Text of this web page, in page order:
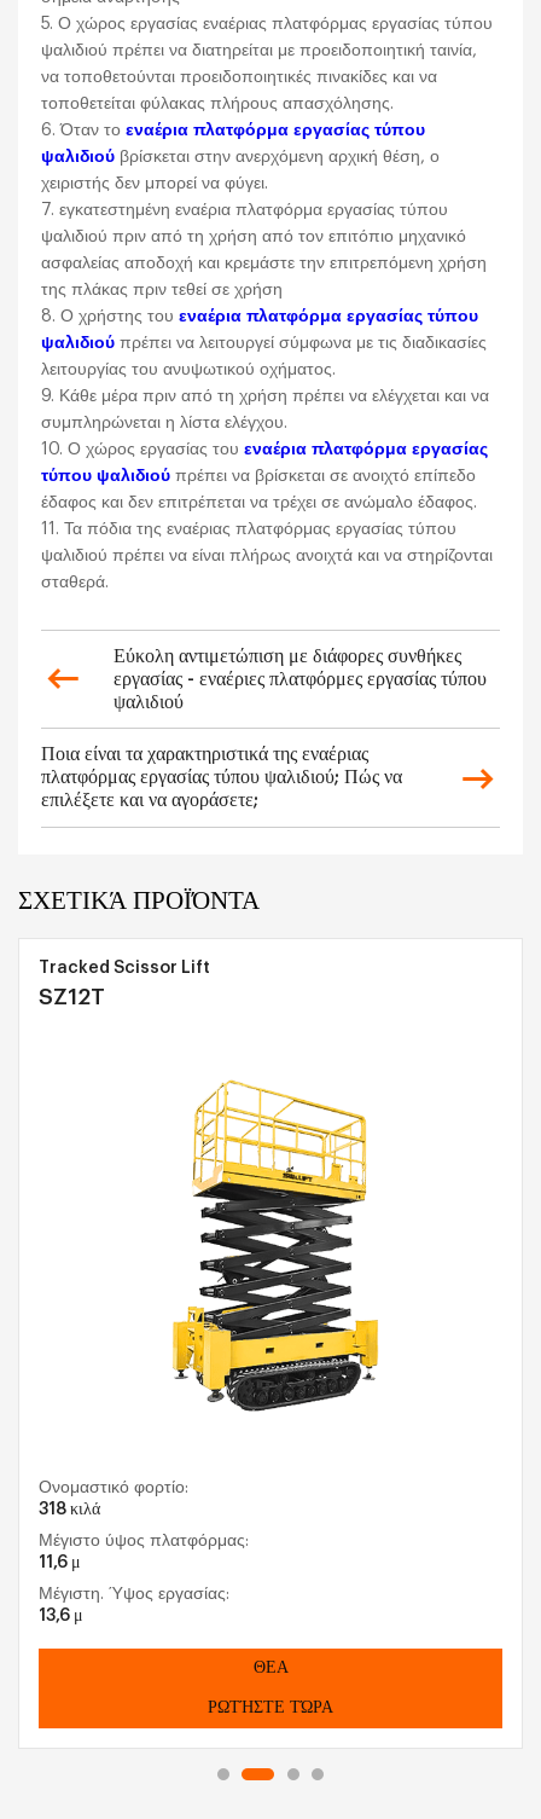
5. Ο χώρος εργασίας εναέριας πλατφόρμας εργασίας τύπου
ψαλιδιού πρέπει να διατηρείται με προειδοποιητική ταινία,
να τοποθετούνται προειδοποιητικές πινακίδες και να
τοποθετείται φύλακας πλήρους απασχόλησης.
6. Όταν τοεναέρια πλατφόρμα εργασίας τύπου
ψαλιδιού βρίσκεται στην ανερχόμενη αρχική θέση, ο
χειριστής δεν μπορεί να φύγει.
7. εγκατεστημένη εναέρια πλατφόρμα εργασίας τύπου
ψαλιδιού πριν από τη χρήση από τον επιτόπιο μηχανικό
ασφαλείας αποδοχή και κρεμάστε την επιτρεπόμενη χρήση
της πλάκας πριν τεθεί σε χρήση
8. Ο χρήστης τουεναέρια πλατφόρμα εργασίας τύπου
ψαλιδιού πρέπει να λειτουργεί σύμφωνα με τις διαδικασίες
λειτουργίας του ανυψωτικού οχήματος.
9. Κάθε μέρα πριν από τη χρήση πρέπει να ελέγχεται και να
συμπληρώνεται η λίστα ελέγχου.
10. Ο χώρος εργασίας του εναέρια πλατφόρμα εργασίας
τύπου ψαλιδιού πρέπει να βρίσκεται σε ανοιχτό επίπεδο
έδαφος και δεν επιτρέπεται να τρέχει σε ανώμαλο έδαφος.
11. Τα πόδια της εναέριας πλατφόρμας εργασίας τύπου
ψαλιδιού πρέπει να είναι πλήρως ανοιχτά και να στηρίζονται
σταθερά.
Εύκολη αντιμετώπιση με διάφορες συνθήκες
εργασίας - εναέριες πλατφόρμες εργασίας τύπου
ψαλιδιού
Ποια είναι τα χαρακτηριστικά της εναέριας
πλατφόρμας εργασίας τύπου ψαλιδιού; Πώς να
επιλέξετε και να αγοράσετε;
ΣΧΕΤΙΚΆ ΠΡΟΪΌΝΤΑ
Tracked Scissor Lift
SZ12T
Ονομαστικό φορτίο:
318 κιλά
Μέγιστο ύψος πλατφόρμας:
11,6 μ
Μέγιστη. Ύψος εργασίας:
13,6 μ
ΘΕΑ
ΡΩΤΉΣΤΕ ΤΏΡΑ